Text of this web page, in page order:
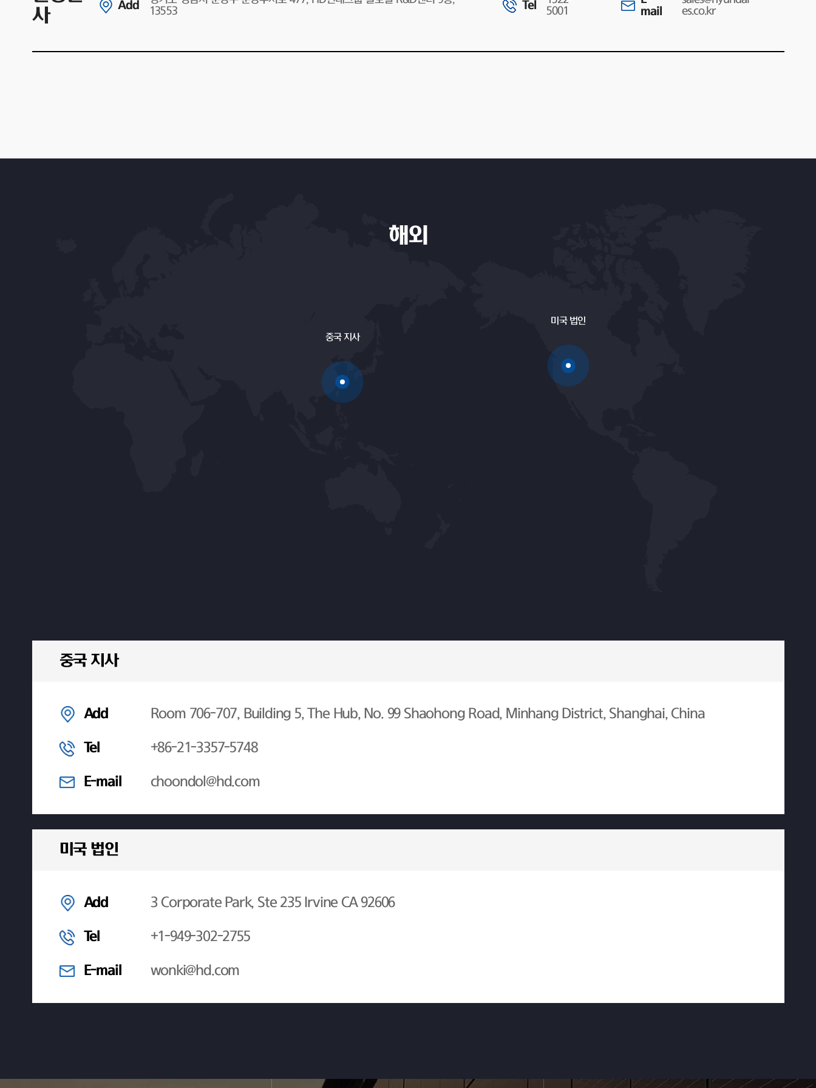
사
Add
13553
Tel
5001
mail
es.co.kr
중국 지사
미국 법인
해외
중국 지사
Add Room 706-707, Building 5, The Hub, No. 99 Shaohong Road, Minhang District, Shanghai, China
Tel +86-21-3357-5748
E-mail choondol@hd.com
미국 법인
Add 3 Corporate Park, Ste 235 Irvine CA 92606
Tel +1-949-302-2755
E-mail wonki@hd.com